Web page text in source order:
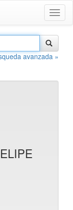
avanzada »